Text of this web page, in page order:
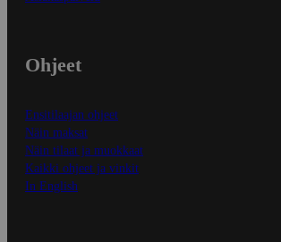
Ohjeet
Ensitilaajan ohjeet
Näin maksat
Näin tilaat ja muokkaat
Kaikki ohjeet ja vinkit
In English